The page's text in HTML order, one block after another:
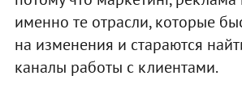
именно те отрасли, которые
на изменения и стараются
каналы работы с клиентами.